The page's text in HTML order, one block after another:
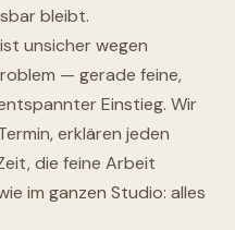
bleibt.
unsicher wegen
— gerade feine,
Einstieg. Wir
erklären jeden
die feine Arbeit
im ganzen Studio: alles